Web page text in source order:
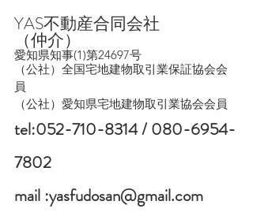
YAS不動産合同会社
（仲介）
愛知県知事(1)第24697号
（公社）全国宅地建物取引業保証協会会
員
（公社）愛知県宅地建物取引業協会会員
tel:052-710-8314 / 080-6954-
7802
mail :yasfudosan@gmail.com